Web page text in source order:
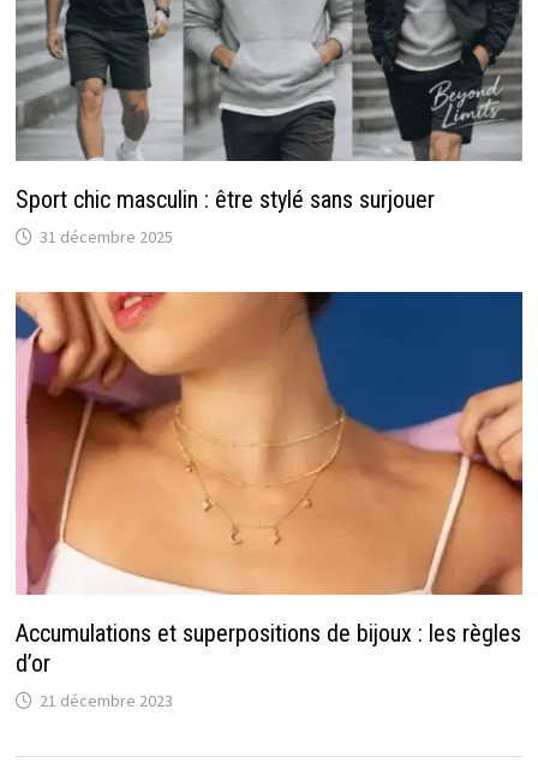
Sport chic masculin : être stylé sans surjouer
31 décembre 2025
Accumulations et superpositions de bijoux : les règles
d’or
21 décembre 2023